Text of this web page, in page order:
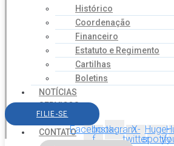
Histórico
Coordenação
Financeiro
Estatuto e Regimento
Cartilhas
Boletins
NOTÍCIAS
SERVIÇOS
AGENDA
CONTATO
FILIE-SE
Facebook-
f
InstagramX-
twitter
Huge-
spotify